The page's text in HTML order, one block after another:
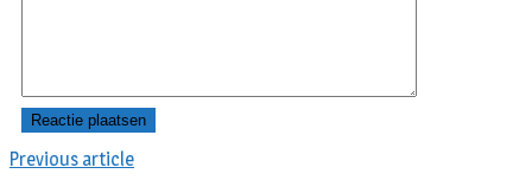
Previous article